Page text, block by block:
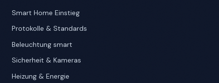
Smart Home Einstieg
Protokolle & Standards
Beleuchtung smart
Sicherheit & Kameras
Heizung & Energie